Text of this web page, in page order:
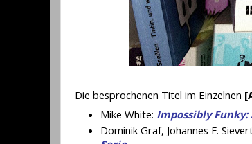
Die besprochenen Titel im Einzelnen
Mike White: Impossibly
Dominik Graf, Johannes F.